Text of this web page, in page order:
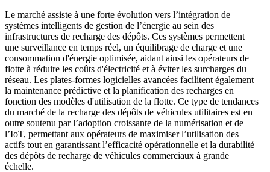
Le marché assiste à une forte évolution vers l’intégration de
systèmes intelligents de gestion de l’énergie au sein des
infrastructures de recharge des dépôts. Ces systèmes permettent
une surveillance en temps réel, un équilibrage de charge et une
consommation d'énergie optimisée, aidant ainsi les opérateurs de
flotte à réduire les coûts d'électricité et à éviter les surcharges du
réseau. Les plates-formes logicielles avancées facilitent également
la maintenance prédictive et la planification des recharges en
fonction des modèles d'utilisation de la flotte. Ce type de tendances
du marché de la recharge des dépôts de véhicules utilitaires est en
outre soutenu par l’adoption croissante de la numérisation et de
l’IoT, permettant aux opérateurs de maximiser l’utilisation des
actifs tout en garantissant l’efficacité opérationnelle et la durabilité
des dépôts de recharge de véhicules commerciaux à grande
échelle.